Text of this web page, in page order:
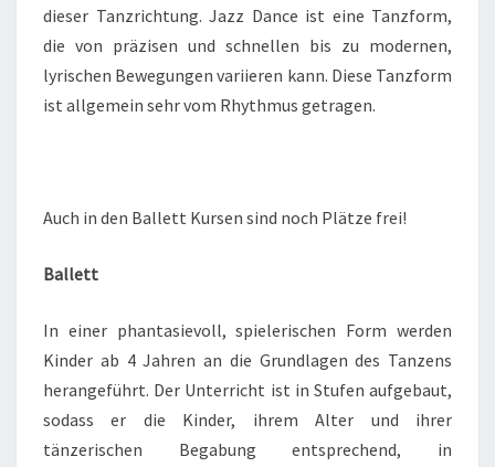
dieser Tanzrichtung. Jazz Dance ist eine Tanzform,
die von präzisen und schnellen bis zu modernen,
lyrischen Bewegungen variieren kann. Diese Tanzform
ist allgemein sehr vom Rhythmus getragen.
Auch in den Ballett Kursen sind noch Plätze frei!
Ballett
In einer phantasievoll, spielerischen Form werden
Kinder ab 4 Jahren an die Grundlagen des Tanzens
herangeführt. Der Unterricht ist in Stufen aufgebaut,
sodass er die Kinder, ihrem Alter und ihrer
tänzerischen Begabung entsprechend, in